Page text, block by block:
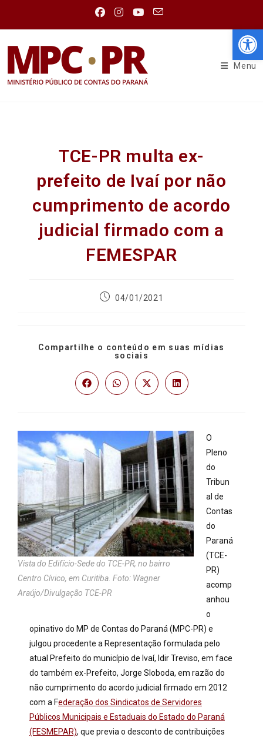
Menu
TCE-PR multa ex-
prefeito de Ivaí por não
cumprimento de acordo
judicial firmado com a
FEMESPAR
04/01/2021
Compartilhe o conteúdo em suas mídias
sociais
Vista do Edifício-Sede do TCE-PR, no bairro
Centro Cívico, em Curitiba. Foto: Wagner
Araújo/Divulgação TCE-PR
O
Pleno
do
Tribun
al de
Contas
do
Paraná
(TCE-
PR)
acomp
anhou
o
opinativo do MP de Contas do Paraná (MPC-PR) e
julgou procedente a Representação formulada pelo
atual Prefeito do município de Ivaí, Idir Treviso, em face
do também ex-Prefeito, Jorge Sloboda, em razão do
não cumprimento do acordo judicial firmado em 2012
com a Federação dos Sindicatos de Servidores
Públicos Municipais e Estaduais do Estado do Paraná
(FESMEPAR), que previa o desconto de contribuições